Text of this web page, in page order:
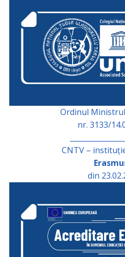
Ordinul
nr. 3133/
CNTV –
din